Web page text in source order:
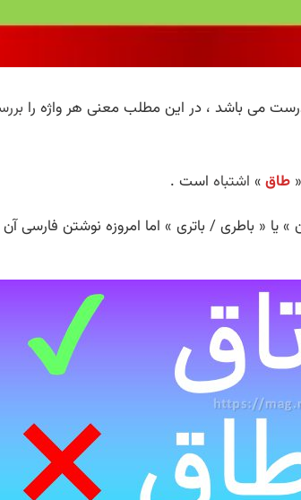
می باشد ، در این مطلب معنی هر واژه را
طاق» اشتباه است .
« باطری / باتری » اما امروزه نوشتن فارسی